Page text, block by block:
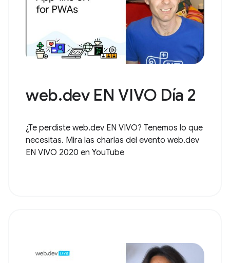
web.dev EN VIVO Día 2
¿Te perdiste web.dev EN VIVO? Tenemos lo que
necesitas. Mira las charlas del evento web.dev
EN VIVO 2020 en YouTube